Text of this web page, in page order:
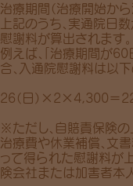
治療期間 （治療開始か
上記のうち、 実通院日
慰謝料が算出されます。
例えば、「治療期間が60
合、入通院慰謝料は以下
26（日）×2×4,300＝
※ただし、自賠責保険
治療費や休業補償、文
って得られた慰謝料が
険会社または加害者本